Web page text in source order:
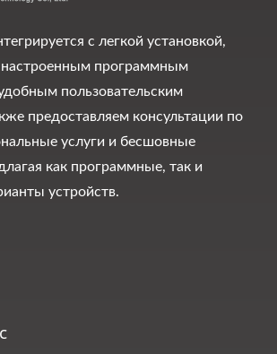
с легкой установкой,
настроенным программным
пользовательским
предоставляем консультации по
услуги и бесшовные
как программные, так и
устройств.